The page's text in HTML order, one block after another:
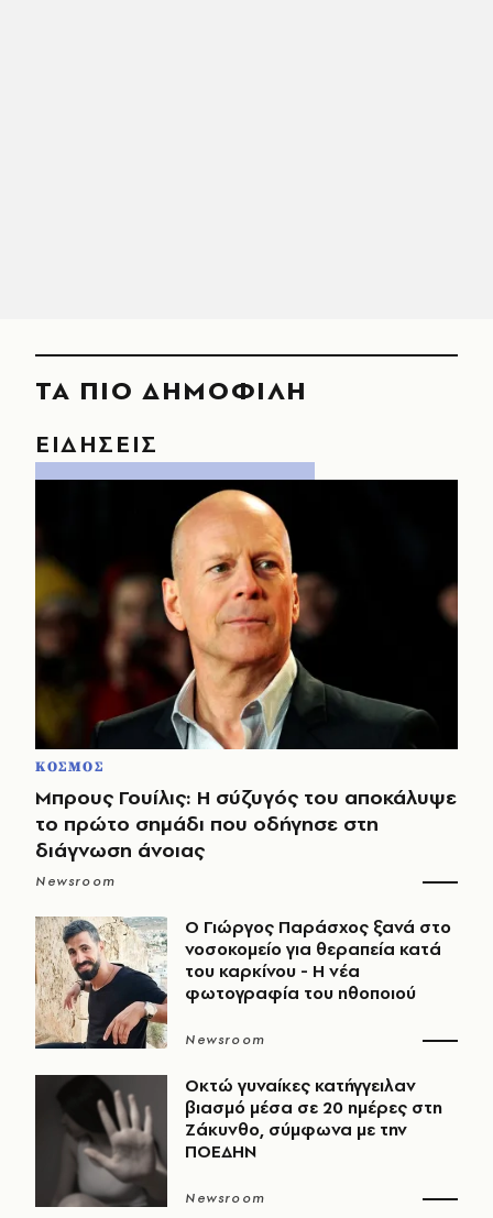
ΤΑ ΠΙΟ ΔΗΜΟΦΙΛΗ
ΕΙΔΗΣΕΙΣ
ΚΟΣΜΟΣ
Μπρους Γουίλις: Η σύζυγός του αποκάλυψε
το πρώτο σημάδι που οδήγησε στη
διάγνωση άνοιας
Newsroom
O Γιώργος Παράσχος ξανά στο
νοσοκομείο για θεραπεία κατά
του καρκίνου - Η νέα
φωτογραφία του ηθοποιού
Newsroom
Οκτώ γυναίκες κατήγγειλαν
βιασμό μέσα σε 20 ημέρες στη
Ζάκυνθο, σύμφωνα με την
ΠΟΕΔΗΝ
Newsroom